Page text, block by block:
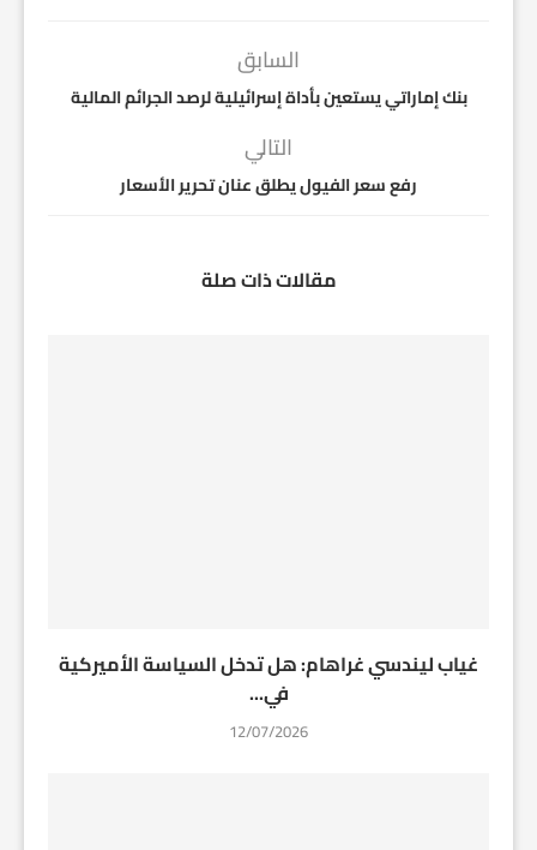
السابق
بنك إماراتي يستعين بأداة إسرائيلية لرصد الجرائم المالية
التالي
رفع سعر الفيول يطلق عنان تحرير الأسعار
مقالات ذات صلة
غياب ليندسي غراهام: هل تدخل السياسة الأميركية
في...
12/07/2026